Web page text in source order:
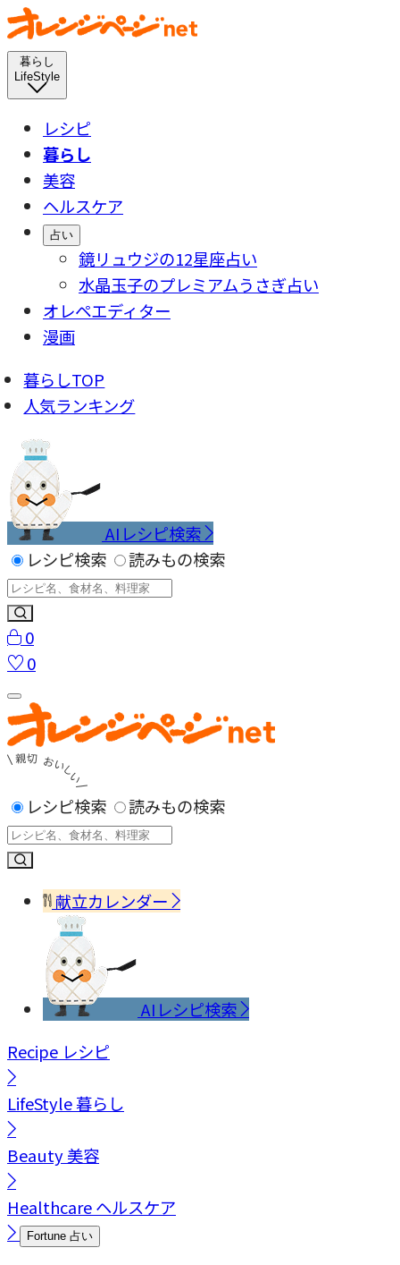
暮らし
LifeStyle
レシピ
暮らし
美容
ヘルスケア
占い
鏡リュウジの12星座占い
水晶玉子のプレミアムうさぎ占い
オレペエディター
漫画
暮らしTOP
人気ランキング
AIレシピ検索
レシピ検索
読みもの検索
0
0
レシピ検索 読みもの検索
献立カレンダー
AIレシピ検索
Recipe レシピ
LifeStyle暮らし
Beauty美容
Healthcareヘルスケア
Fortune 占い